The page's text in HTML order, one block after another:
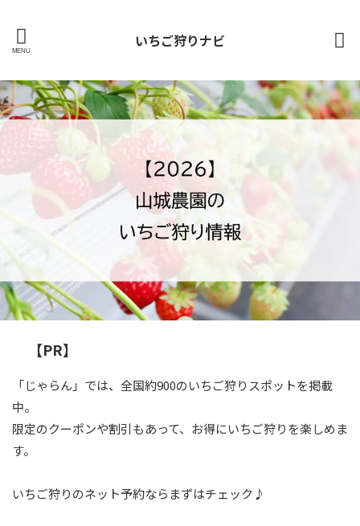
いちご狩りナビ
【PR】
「じゃらん」では、全国約900のいちご狩りスポットを掲載
中。
限定のクーポンや割引もあって、お得にいちご狩りを楽しめま
す。
いちご狩りのネット予約ならまずはチェック♪